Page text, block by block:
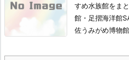
すめ水族館をま
館・足摺海洋館
佐うみがめ博物